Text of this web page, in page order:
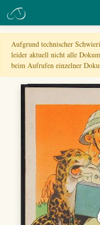
Aufgrund technischer
leider aktuell nicht alle
beim Aufrufen einzelner